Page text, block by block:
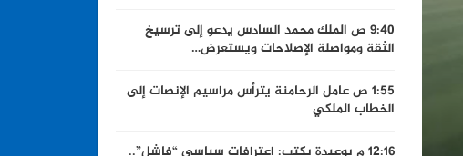
9:40 ص
الملك محمد السادس يدعو إلى ترسيخ
الثقة ومواصلة الإصلاحات ويستعرض…
1:55 ص
عامل الرحامنة يترأس مراسيم الإنصات إلى
الخطاب الملكي